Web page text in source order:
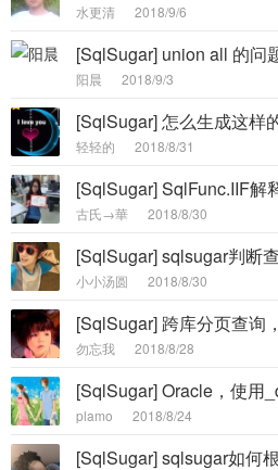
水更清 2018/9/6
[SqlSugar] union all 的问
阳晨 2018/9/3
[SqlSugar] 怎么生成这样
轻轻的 2018/8/31
[SqlSugar] SqlFunc.IIF解
古氏→華 2018/8/30
[SqlSugar] sqlsugar判断
小小汤圆 2018/8/30
[SqlSugar] 跨库分页查询
勿忘我 2018/8/28
plamo 2018/8/24
[SqlSugar] sqlsugar如何